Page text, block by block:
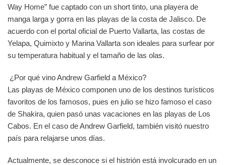
Way Home” fue captado con un short tinto, una playera de
manga larga y gorra en las playas de la costa de Jalisco. De
acuerdo con el portal oficial de Puerto Vallarta, las costas de
Yelapa, Quimixto y Marina Vallarta son ideales para surfear por
su temperatura habitual y el tamaño de las olas.
¿Por qué vino Andrew Garfield a México?
Las playas de México componen uno de los destinos turísticos
favoritos de los famosos, pues en julio se hizo famoso el caso
de Shakira, quien pasó unas vacaciones en las playas de Los
Cabos. En el caso de Andrew Garfield, también visitó nuestro
país para relajarse unos días.
Actualmente, se desconoce si el histrión está involcurado en un